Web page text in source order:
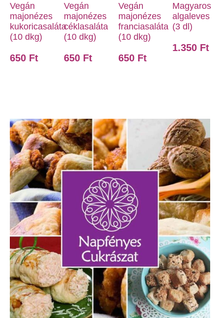
Vegán
majonézes
kukoricasaláta
(10 dkg)
650 Ft
Vegán
majonézes
céklasaláta
(10 dkg)
650 Ft
Vegán
majonézes
franciasaláta
(10 dkg)
650 Ft
Magyaros
algaleves
(3 dl)
1.350 Ft